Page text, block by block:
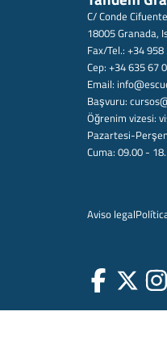
C/ Conde
18005 Granada,
Fax/Tel.: +34
Cep: +34 635 67
Email:
Başvuru:
Öğrenim vizesi:
Pazartesi-
Cuma: 09.00 -
Aviso legal